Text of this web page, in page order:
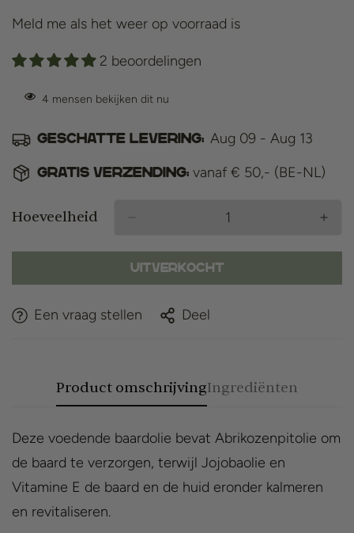
Meld me als het weer op voorraad is
2 beoordelingen
4 mensen bekijken dit nu
Geschatte levering: Aug 09 - Aug 13
Gratis verzending: vanaf € 50,- (BE-NL)
Hoeveelheid
Uitverkocht
Een vraag stellen Deel
Product omschrijvingIngrediënten
Deze voedende baardolie bevat Abrikozenpitolie om
de baard te verzorgen, terwijl Jojobaolie en
Vitamine E de baard en de huid eronder kalmeren
en revitaliseren.